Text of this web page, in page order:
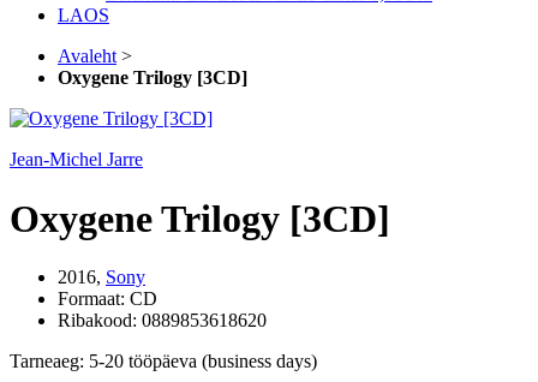
LAOS
Avaleht >
Oxygene Trilogy [3CD]
Jean-Michel Jarre
Oxygene Trilogy [3CD]
2016, Sony
Formaat: CD
Ribakood: 0889853618620
Tarneaeg: 5-20 tööpäeva (business days)